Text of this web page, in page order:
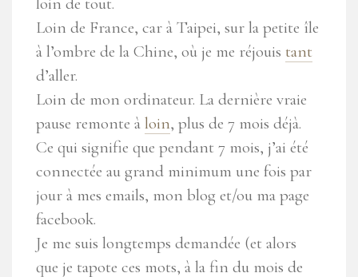
Loin de France, car à Taipei, sur la petite île
à l’ombre de la Chine, où je me réjouis tant
d’aller.
Loin de mon ordinateur. La dernière vraie
pause remonte à loin, plus de 7 mois déjà.
Ce qui signifie que pendant 7 mois, j’ai été
connectée au grand minimum une fois par
jour à mes emails, mon blog et/ou ma page
facebook.
Je me suis longtemps demandée (et alors
que je tapote ces mots, à la fin du mois de